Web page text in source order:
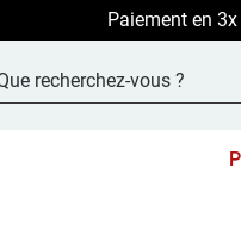
LIVRAISON